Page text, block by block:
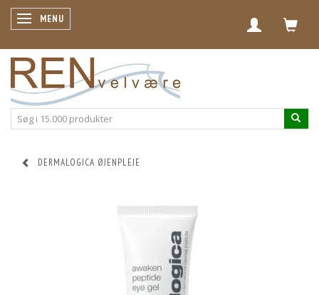
SKIFTE NAVIGATION
MENU
DERMALOGICA ØJENPLEJE